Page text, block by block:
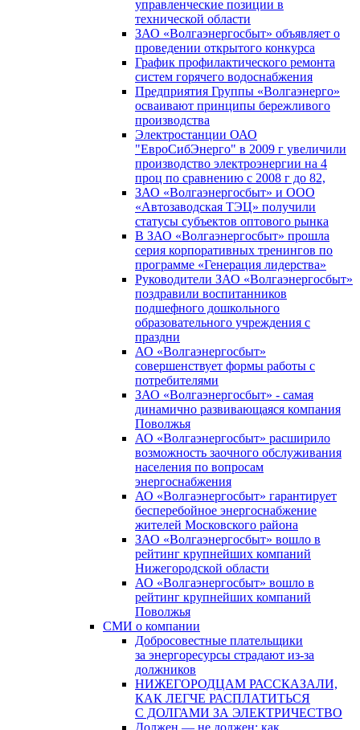
управленческие позиции в
технической области
ЗАО «Волгаэнергосбыт» объявляет о
проведении открытого конкурса
График профилактического ремонта
систем горячего водоснабжения
Предприятия Группы «Волгаэнерго»
осваивают принципы бережливого
производства
Электростанции ОАО
"ЕвроСибЭнерго" в 2009 г увеличили
производство электроэнергии на 4
проц по сравнению с 2008 г до 82,
ЗАО «Волгаэнергосбыт» и ООО
«Автозаводская ТЭЦ» получили
статусы субъектов оптового рынка
В ЗАО «Волгаэнергосбыт» прошла
серия корпоративных тренингов по
программе «Генерация лидерства»
Руководители ЗАО «Волгаэнергосбыт»
поздравили воспитанников
подшефного дошкольного
образовательного учреждения с
праздни
АО «Волгаэнергосбыт»
совершенствует формы работы с
потребителями
ЗАО «Волгаэнергосбыт» - самая
динамично развивающаяся компания
Поволжья
АО «Волгаэнергосбыт» расширило
возможность заочного обслуживания
населения по вопросам
энергоснабжения
АО «Волгаэнергосбыт» гарантирует
бесперебойное энергоснабжение
жителей Московского района
ЗАО «Волгаэнергосбыт» вошло в
рейтинг крупнейших компаний
Нижегородской области
АО «Волгаэнергосбыт» вошло в
рейтинг крупнейших компаний
Поволжья
СМИ о компании
Добросовестные плательщики
за энергоресурсы страдают из-за
должников
НИЖЕГОРОДЦАМ РАССКАЗАЛИ,
КАК ЛЕГЧЕ РАСПЛАТИТЬСЯ
С ДОЛГАМИ ЗА ЭЛЕКТРИЧЕСТВО